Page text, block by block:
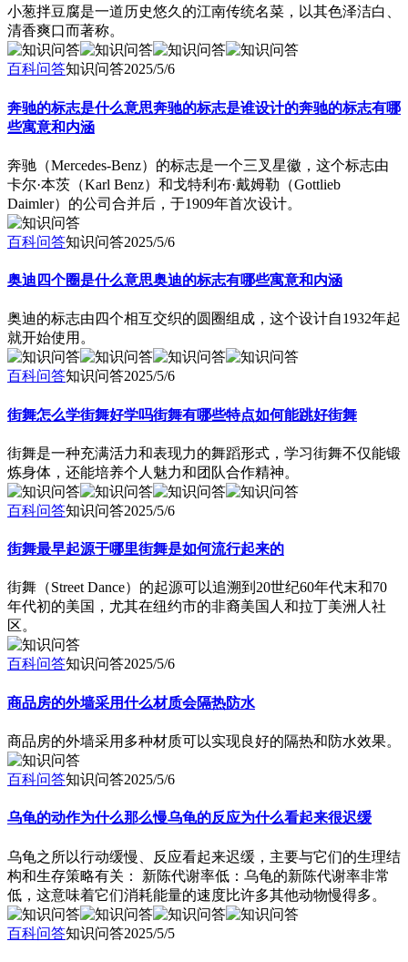
小葱拌豆腐是一道历史悠久的江南传统名菜，以其色泽洁白、
清香爽口而著称。
百科问答知识问答2025/5/6
奔驰的标志是什么意思奔驰的标志是谁设计的奔驰的标志有哪
些寓意和内涵
奔驰（Mercedes-Benz）的标志是一个三叉星徽，这个标志由
卡尔·本茨（Karl Benz）和戈特利布·戴姆勒（Gottlieb
Daimler）的公司合并后，于1909年首次设计。
百科问答知识问答2025/5/6
奥迪四个圈是什么意思奥迪的标志有哪些寓意和内涵
奥迪的标志由四个相互交织的圆圈组成，这个设计自1932年起
就开始使用。
百科问答知识问答2025/5/6
街舞怎么学街舞好学吗街舞有哪些特点如何能跳好街舞
街舞是一种充满活力和表现力的舞蹈形式，学习街舞不仅能锻
炼身体，还能培养个人魅力和团队合作精神。
百科问答知识问答2025/5/6
街舞最早起源于哪里街舞是如何流行起来的
街舞（Street Dance）的起源可以追溯到20世纪60年代末和70
年代初的美国，尤其在纽约市的非裔美国人和拉丁美洲人社
区。
百科问答知识问答2025/5/6
商品房的外墙采用什么材质会隔热防水
商品房的外墙采用多种材质可以实现良好的隔热和防水效果。
百科问答知识问答2025/5/6
乌龟的动作为什么那么慢乌龟的反应为什么看起来很迟缓
乌龟之所以行动缓慢、反应看起来迟缓，主要与它们的生理结
构和生存策略有关： 新陈代谢率低：乌龟的新陈代谢率非常
低，这意味着它们消耗能量的速度比许多其他动物慢得多。
百科问答知识问答2025/5/5